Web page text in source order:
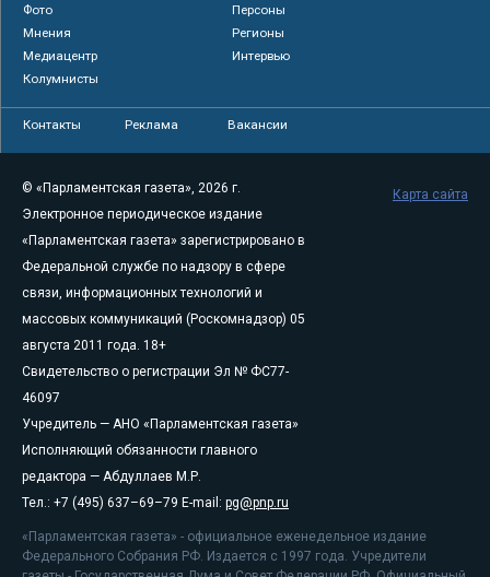
Фото
Персоны
Мнения
Регионы
Медиацентр
Интервью
Колумнисты
Контакты Реклама Вакансии
© «Парламентская газета», 2026 г.
Электронное периодическое издание
«Парламентская газета» зарегистрировано в
Федеральной службе по надзору в сфере
связи, информационных технологий и
массовых коммуникаций (Роскомнадзор) 05
августа 2011 года. 18+
Свидетельство о регистрации Эл № ФС77-
46097
Учредитель — АНО «Парламентская газета»
Исполняющий обязанности главного
редактора — Абдуллаев М.Р.
Тел.: +7 (495) 637–69–79 E-mail: pg@pnp.ru
«Парламентская газета» - официальное еженедельное издание
Федерального Собрания РФ. Издается с 1997 года. Учредители
Карта сайта